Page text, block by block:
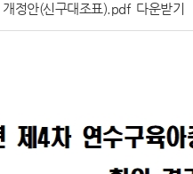
정안(신구대조표).pdf 다운받기